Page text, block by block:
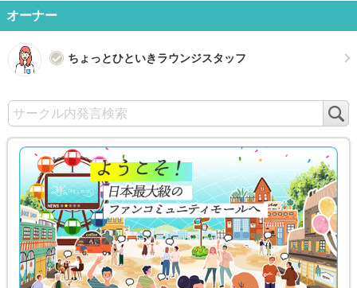
オーナー
ちょっとひといきラウンジスタッフ